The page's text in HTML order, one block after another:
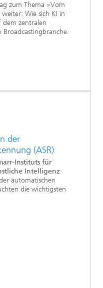
zum Thema »Vom
Wie sich KI in
dem zentralen
der
(ASR)
Instituts für
Intelligenz
automatischen
die wichtigsten